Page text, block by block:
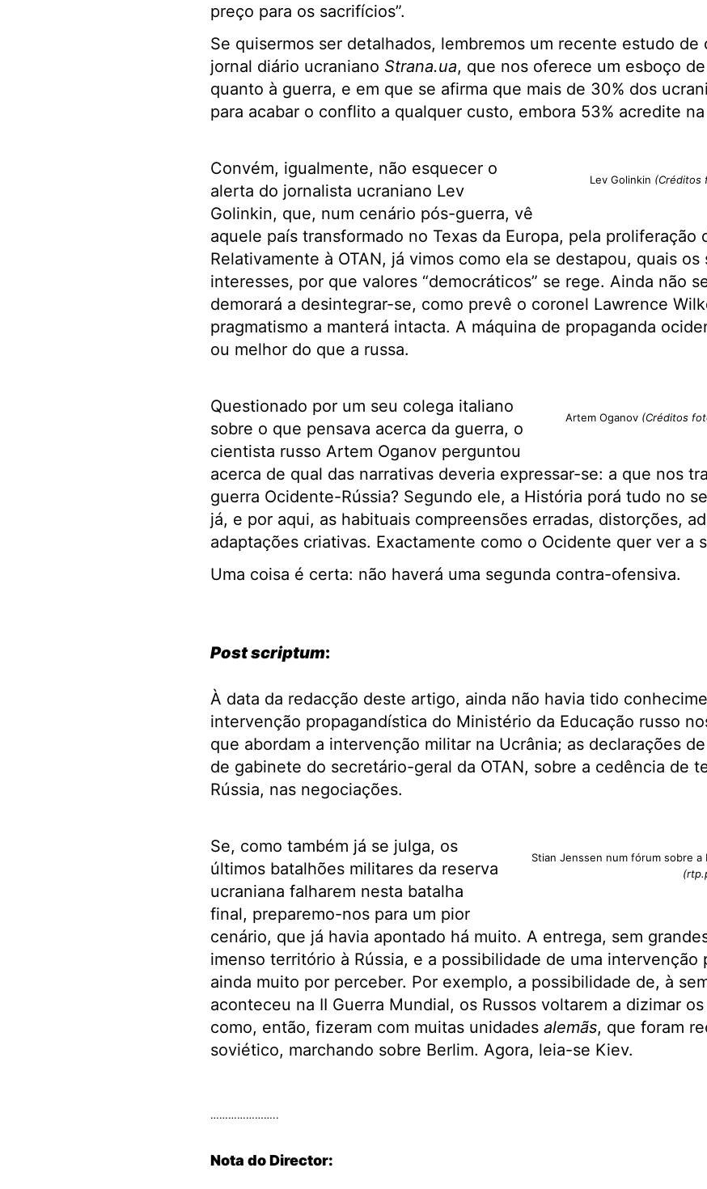
preço para os sacrifícios”.
Se quisermos ser detalhados, lembremos um recente estudo de
jornal diário ucraniano Strana.ua, que nos oferece um esboço
quanto à guerra, e em que se afirma que mais de 30% dos
para acabar o conflito a qualquer custo, embora 53% acredite
Lev Golinkin (Créditos
Convém, igualmente, não esquecer o
alerta do jornalista ucraniano Lev
Golinkin, que, num cenário pós-guerra, vê
aquele país transformado no Texas da Europa, pela proliferação
Relativamente à OTAN, já vimos como ela se destapou, quais
interesses, por que valores “democráticos” se rege. Ainda não
demorará a desintegrar-se, como prevê o coronel Lawrence
pragmatismo a manterá intacta. A máquina de propaganda
ou melhor do que a russa.
Artem Oganov (Créditos
Questionado por um seu colega italiano
sobre o que pensava acerca da guerra, o
cientista russo Artem Oganov perguntou
acerca de qual das narrativas deveria expressar-se: a que nos
guerra Ocidente-Rússia? Segundo ele, a História porá tudo no
já, e por aqui, as habituais compreensões erradas, distorções,
adaptações criativas. Exactamente como o Ocidente quer ver a
Uma coisa é certa: não haverá uma segunda contra-ofensiva.
Post scriptum:
À data da redacção deste artigo, ainda não havia tido
intervenção propagandística do Ministério da Educação russo
que abordam a intervenção militar na Ucrânia; as declarações
de gabinete do secretário-geral da OTAN, sobre a cedência de
Rússia, nas negociações.
Stian Jenssen num fórum sobre a
Se, como também já se julga, os
últimos batalhões militares da reserva
ucraniana falharem nesta batalha
final, preparemo-nos para um pior
cenário, que já havia apontado há muito. A entrega, sem
imenso território à Rússia, e a possibilidade de uma intervenção
ainda muito por perceber. Por exemplo, a possibilidade de, à
aconteceu na II Guerra Mundial, os Russos voltarem a dizimar
como, então, fizeram com muitas unidades alemãs, que foram
soviético, marchando sobre Berlim. Agora, leia-se Kiev.
…………………..
Nota do Director: